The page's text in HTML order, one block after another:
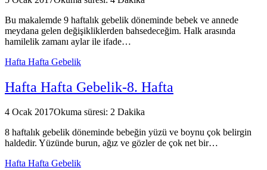
Bu makalemde 9 haftalık gebelik döneminde bebek ve annede
meydana gelen değişikliklerden bahsedeceğim. Halk arasında
hamilelik zamanı aylar ile ifade…
Hafta Hafta Gebelik
Hafta Hafta Gebelik-8. Hafta
4 Ocak 2017Okuma süresi: 2 Dakika
8 haftalık gebelik döneminde bebeğin yüzü ve boynu çok belirgin
haldedir. Yüzünde burun, ağız ve gözler de çok net bir…
Hafta Hafta Gebelik